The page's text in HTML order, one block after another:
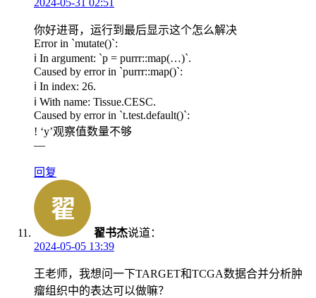
2024-05-31 02:51
你好进哥，运行到最后显示这个怎么解决
Error in `mutate()`:
ℹ In argument: `p = purrr::map(…)`.
Caused by error in `purrr::map()`:
ℹ In index: 26.
ℹ With name: Tissue.CESC.
Caused by error in `t.test.default()`:
! ‘y’观察值数量不够
—
回复
翟书杰说道：
2024-05-05 13:39
王老师，我想问一下TARGET和TCGA数据合并分析肿
瘤组织中的表达可以做嘛？